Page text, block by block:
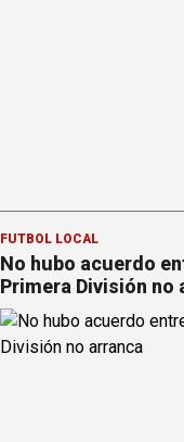
FÚTBOL LOCAL
No hubo acuerdo
Primera División no